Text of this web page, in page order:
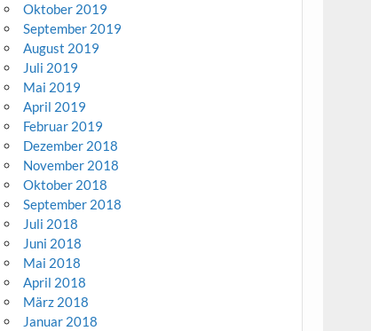
Oktober 2019
September 2019
August 2019
Juli 2019
Mai 2019
April 2019
Februar 2019
Dezember 2018
November 2018
Oktober 2018
September 2018
Juli 2018
Juni 2018
Mai 2018
April 2018
März 2018
Januar 2018